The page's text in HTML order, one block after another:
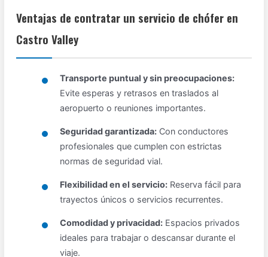
Ventajas de contratar un servicio de chófer en
Castro Valley
Transporte puntual y sin preocupaciones:
Evite esperas y retrasos en traslados al
aeropuerto o reuniones importantes.
Seguridad garantizada: Con conductores
profesionales que cumplen con estrictas
normas de seguridad vial.
Flexibilidad en el servicio: Reserva fácil para
trayectos únicos o servicios recurrentes.
Comodidad y privacidad: Espacios privados
ideales para trabajar o descansar durante el
viaje.